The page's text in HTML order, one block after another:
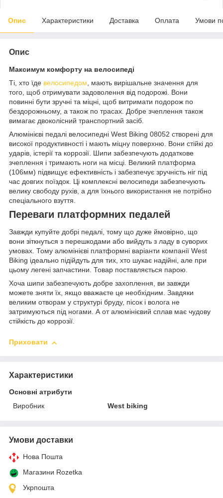
Опис Характеристики Доставка Оплата Умови
Опис
Максимум комфорту на велосипеді
Ті, хто їде велосипедом , мають вирішальне значення для
того, щоб отримувати задоволення від подорожі. Вони
повинні бути зручні та міцні, щоб витримати подорож по
бездорожньому, а також по трасах. Добре зчеплення також
вимагає двоколісний транспортний засіб.
Алюмінієві педалі велосипедні West Biking 08052 створені для
високої продуктивності і мають міцну поверхню. Вони стійкі до
ударів, істерії та коррозії. Шипи забезпечують додаткове
зчеплення і тримають ноги на місці. Великий платформа
(106мм) підвищує ефективність і забезпечує зручність ніг під
час довгих поїздок. Ці комплексні велосипеди забезпечують
велику свободу рухів, а для їхнього використання не потрібно
спеціального взуття.
Переваги платформних педалей
Завжди купуйте добрі педалі, тому що дуже ймовірно, що
вони зіткнуться з перешкодами або вийдуть з ладу в суворих
умовах. Тому алюмінієві платформні варіанти компанії West
Biking ідеально підійдуть для тих, хто шукає надійні, але при
цьому легені запчастини. Товар поставляється парою.
Хоча шипи забезпечують добре захоплення, ви завжди
можете зняти їх, якщо вважаєте це необхідним. Завдяки
великим отворам у структурі бруду, пісок і волога не
затримуються під ногами. А от алюмінієвий сплав має чудову
стійкість до коррозії.
Приховати
Характеристики
Основні атрибути
Виробник
West biking
Умови доставки
Нова Пошта
Магазини Rozetka
Укрпошта